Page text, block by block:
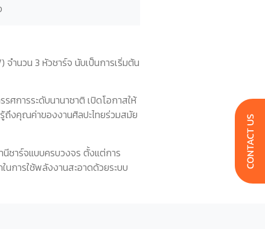
ำนวน 3 หัวชาร์จ นับเป็นการเริ่มต้น
ศการระดับนานาชาติ เปิดโอกาสให้
ถึงคุณค่าของงานศิลปะไทยร่วมสมัย
ชาร์จแบบครบวงจร ตั้งแต่การ
การใช้พลังงานสะอาดด้วยระบบ